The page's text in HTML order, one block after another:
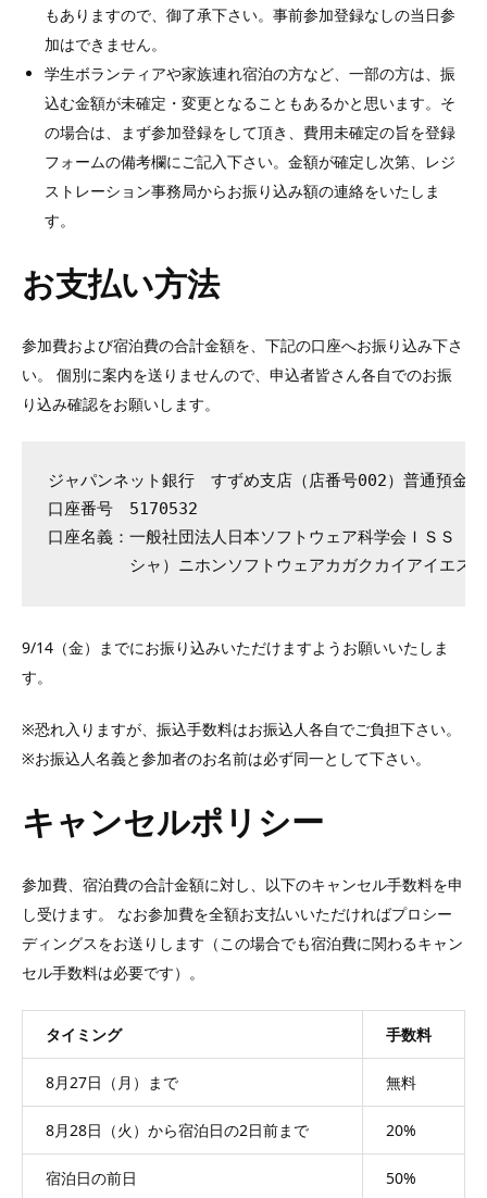
もありますので、御了承下さい。事前参加登録なしの当日参
加はできません。
学生ボランティアや家族連れ宿泊の方など、一部の方は、振
込む金額が未確定・変更となることもあるかと思います。そ
の場合は、まず参加登録をして頂き、費用未確定の旨を登録
フォームの備考欄にご記入下さい。金額が確定し次第、レジ
ストレーション事務局からお振り込み額の連絡をいたしま
す。
お支払い方法
参加費および宿泊費の合計金額を、下記の口座へお振り込み下さ
い。 個別に案内を送りませんので、申込者皆さん各自でのお振
り込み確認をお願いします。
ジャパンネット銀行　すずめ支店（店番号002）普通預金
口座番号　5170532
口座名義：一般社団法人日本ソフトウェア科学会ＩＳＳ
9/14（金）までにお振り込みいただけますようお願いいたしま
す。
※恐れ入りますが、振込手数料はお振込人各自でご負担下さい。
※お振込人名義と参加者のお名前は必ず同一として下さい。
キャンセルポリシー
参加費、宿泊費の合計金額に対し、以下のキャンセル手数料を申
し受けます。 なお参加費を全額お支払いいただければプロシー
ディングスをお送りします（この場合でも宿泊費に関わるキャン
セル手数料は必要です）。
タイミング 手数料
8月27日（月）まで 無料
8月28日（火）から宿泊日の2日前まで 20%
宿泊日の前日 50%